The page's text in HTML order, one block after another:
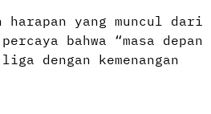
harapan yang muncul dari
bahwa “masa depan
dengan kemenangan